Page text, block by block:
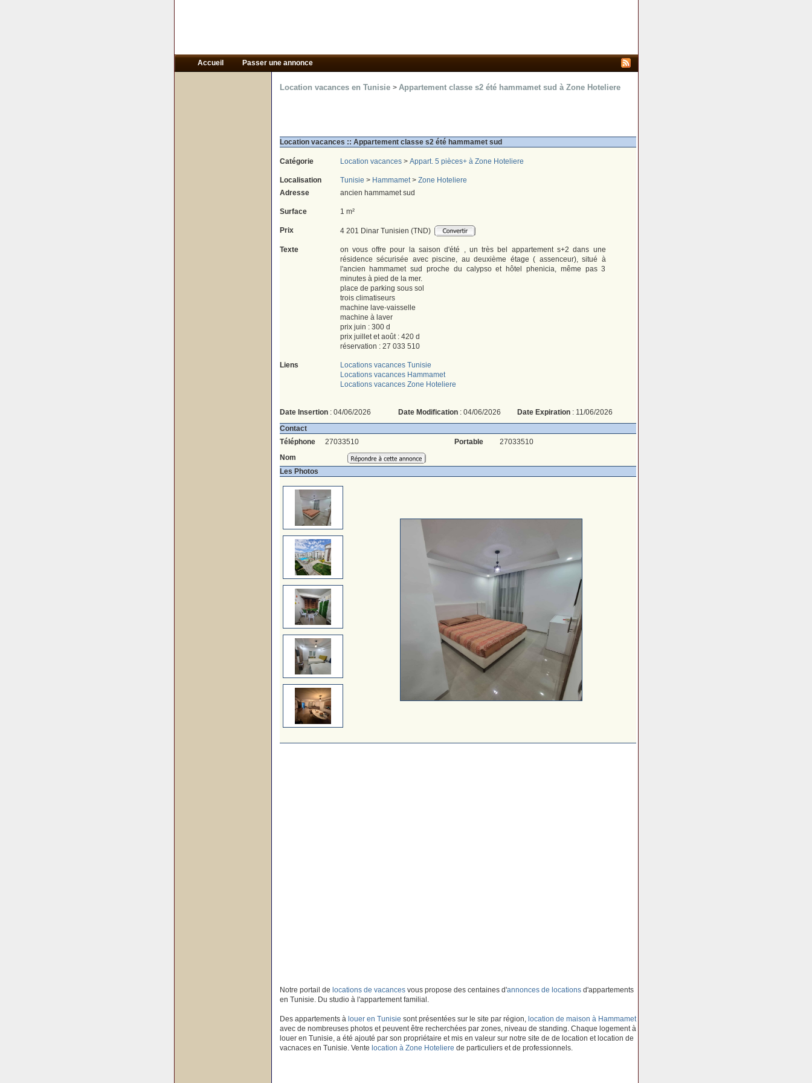
Accueil Passer une annonce
Location vacances en Tunisie > Appartement classe s2 été hammamet sud à Zone Hoteliere
Location vacances :: Appartement classe s2 été hammamet sud
Catégorie Location vacances> Appart. 5 pièces+ à Zone Hoteliere
Localisation Tunisie > Hammamet> Zone Hoteliere
Adresse
ancien hammamet sud
Surface 1 m²
Prix 4 201 Dinar Tunisien (TND)
Texte
on vous offre pour la saison d'été , un très bel appartement s+2 dans une
résidence sécurisée avec piscine, au deuxième étage ( assenceur), situé à
l'ancien hammamet sud proche du calypso et hôtel phenicia, même pas 3
minutes à pied de la mer.
place de parking sous sol
trois climatiseurs
machine lave-vaisselle
machine à laver
prix juin : 300 d
prix juillet et août : 420 d
réservation : 27 033 510
Liens
Locations vacances Tunisie
Locations vacances Hammamet
Locations vacances Zone Hoteliere
Date Insertion: 04/06/2026 Date Modification: 04/06/2026 Date Expiration: 11/06/2026
Contact
Téléphone
27033510 Portable
27033510
Nom
Les Photos
Notre portail de locations de vacances vous propose des centaines d'annonces de locationsd'appartements
en Tunisie. Du studio à l'appartement familial.
Des appartements à louer en Tunisie sont présentées sur le site par région, location de maison à Hammamet
avec de nombreuses photos et peuvent être recherchées par zones, niveau de standing. Chaque logement à
louer en Tunisie, a été ajouté par son propriétaire et mis en valeur sur notre site de de location et location de
vacnaces en Tunisie. Vente location à Zone Hoteliere de particuliers et de professionnels.